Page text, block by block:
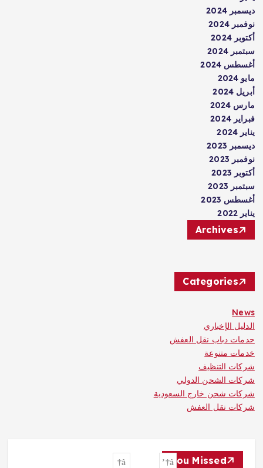
ديسمبر 2024
نوفمبر 2024
أكتوبر 2024
سبتمبر 2024
أغسطس 2024
مايو 2024
أبريل 2024
مارس 2024
فبراير 2024
يناير 2024
ديسمبر 2023
نوفمبر 2023
أكتوبر 2023
سبتمبر 2023
أغسطس 2023
يناير 2022
Archives
Categories
News
الدليل الإخباري
حدمات دباب نقل العفش
خدمات متنوعة
شركات التنظيف
شركات الشحن الدولي
شركات شحن خارج السعودية
شركات نقل العفش
You Missed